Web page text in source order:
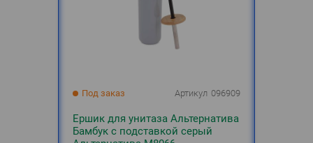
Под заказ Артикул 096909
Ершик для унитаза Альтернатива
Бамбук с подставкой серый